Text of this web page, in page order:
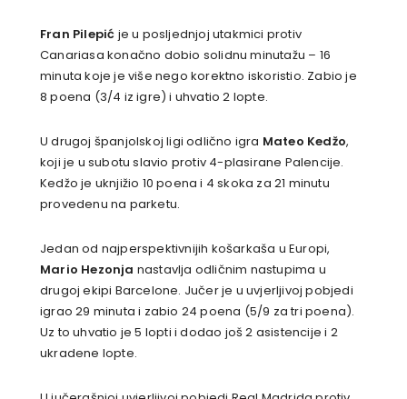
Fran Pilepić je u posljednjoj utakmici protiv
Canariasa konačno dobio solidnu minutažu – 16
minuta koje je više nego korektno iskoristio. Zabio je
8 poena (3/4 iz igre) i uhvatio 2 lopte.
U drugoj španjolskoj ligi odlično igra Mateo Kedžo,
koji je u subotu slavio protiv 4-plasirane Palencije.
Kedžo je uknjižio 10 poena i 4 skoka za 21 minutu
provedenu na parketu.
Jedan od najperspektivnijih košarkaša u Europi,
Mario Hezonja nastavlja odličnim nastupima u
drugoj ekipi Barcelone. Jučer je u uvjerljivoj pobjedi
igrao 29 minuta i zabio 24 poena (5/9 za tri poena).
Uz to uhvatio je 5 lopti i dodao još 2 asistencije i 2
ukradene lopte.